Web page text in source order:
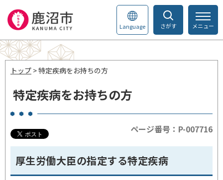
さがす
Language メニュー
トップ > 特定疾病をお持ちの方
特定疾病をお持ちの方
ページ番号：P-007716
厚生労働大臣の指定する特定疾病